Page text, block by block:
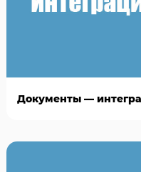
Документы —